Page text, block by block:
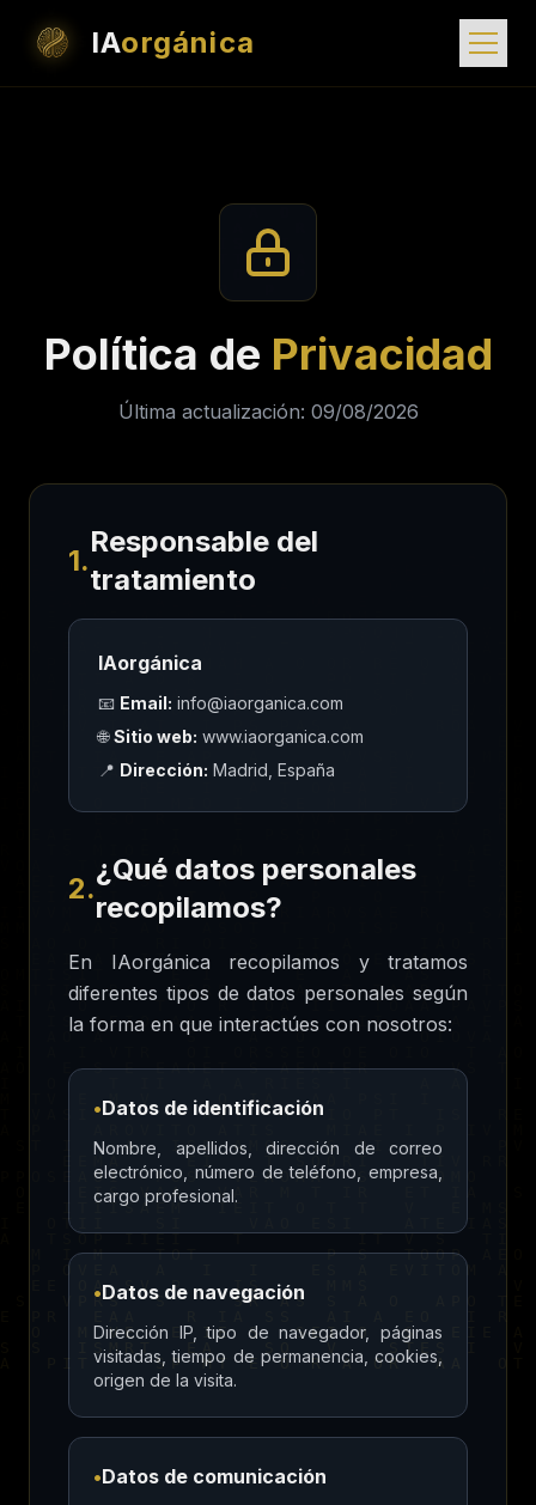
IAorgánica
Política de Privacidad
Última actualización: 09/08/2026
1.
Responsable del
tratamiento
IAorgánica
📧 Email: info@iaorganica.com
🌐Sitio web: www.iaorganica.com
📍 Dirección: Madrid, España
2.
¿Qué datos personales
recopilamos?
En IAorgánica recopilamos y tratamos
diferentes tipos de datos personales según
la forma en que interactúes con nosotros:
•Datos de identificación
Nombre, apellidos, dirección de correo
electrónico, número de teléfono, empresa,
cargo profesional.
•Datos de navegación
Dirección IP, tipo de navegador, páginas
visitadas, tiempo de permanencia, cookies,
origen de la visita.
•Datos de comunicación